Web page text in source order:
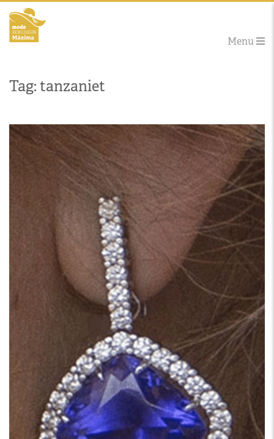
Menu
Tag: tanzaniet